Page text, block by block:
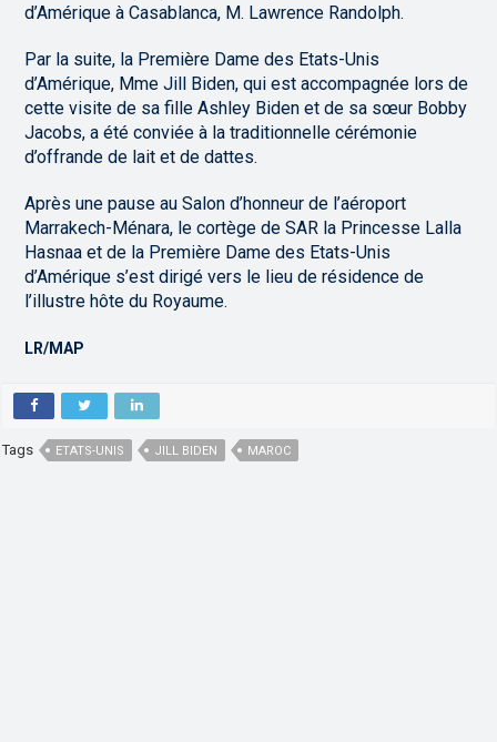
d’Amérique à Casablanca, M. Lawrence Randolph.
Par la suite, la Première Dame des Etats-Unis
d’Amérique, Mme Jill Biden, qui est accompagnée lors de
cette visite de sa fille Ashley Biden et de sa sœur Bobby
Jacobs, a été conviée à la traditionnelle cérémonie
d’offrande de lait et de dattes.
Après une pause au Salon d’honneur de l’aéroport
Marrakech-Ménara, le cortège de SAR la Princesse Lalla
Hasnaa et de la Première Dame des Etats-Unis
d’Amérique s’est dirigé vers le lieu de résidence de
l’illustre hôte du Royaume.
LR/MAP
Tags ETATS-UNIS JILL BIDEN MAROC